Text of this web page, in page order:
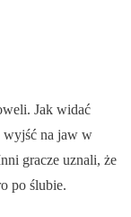
Jak widać
wyjść na jaw w
gracze uznali, że
po ślubie.